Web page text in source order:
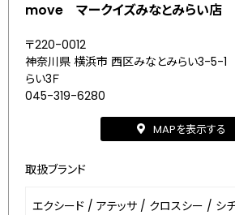
move マークイズみなとみらい店
〒220-0012
神奈川県 横浜市 西区みなとみらい3-5-1
らい3Ｆ
045-319-6280
MAPを表示する
取扱ブランド
エクシード / アテッサ / クロスシー / シ